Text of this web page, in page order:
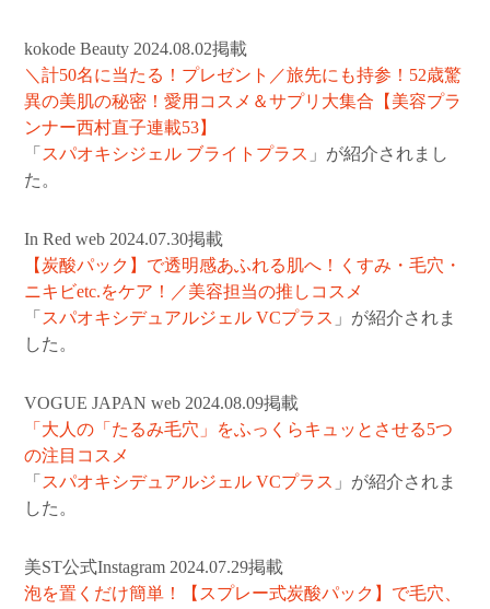
kokode Beauty 2024.08.02掲載
＼計50名に当たる！プレゼント／旅先にも持参！52歳驚
異の美肌の秘密！愛用コスメ＆サプリ大集合【美容プラ
ンナー西村直子連載53】
「 スパオキシジェル ブライトプラス 」が紹介されまし
た。
In Red web 2024.07.30掲載
【炭酸パック】で透明感あふれる肌へ！くすみ・毛穴・
ニキビetc.をケア！／美容担当の推しコスメ
「 スパオキシデュアルジェル VCプラス 」が紹介されま
した。
VOGUE JAPAN web 2024.08.09掲載
「大人の「たるみ毛穴」をふっくらキュッとさせる5つ
の注目コスメ
「 スパオキシデュアルジェル VCプラス 」が紹介されま
した。
美ST公式Instagram 2024.07.29掲載
泡を置くだけ簡単！【スプレー式炭酸パック】で毛穴、